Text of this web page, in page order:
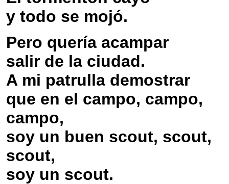
y todo se mojó.
Pero quería acampar
salir de la ciudad.
A mi patrulla demostrar
que en el campo, campo,
campo,
soy un buen scout, scout,
scout,
soy un scout.